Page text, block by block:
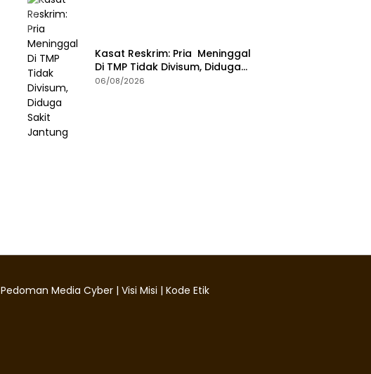
Kasat Reskrim: Pria Meninggal
Di TMP Tidak Divisum, Diduga
Sakit Jantung
06/08/2026
Pedoman Media Cyber | Visi Misi | Kode Etik